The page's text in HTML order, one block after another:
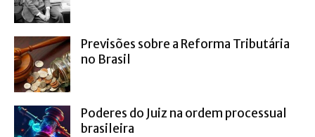
Previsões sobre a Reforma Tributária
no Brasil
Poderes do Juiz na ordem processual
brasileira